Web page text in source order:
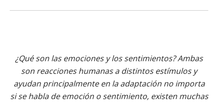
¿Qué son las emociones y los sentimientos? Ambas
son reacciones humanas a distintos estímulos y
ayudan principalmente en la adaptación no importa
si se habla de emoción o sentimiento, existen muchas